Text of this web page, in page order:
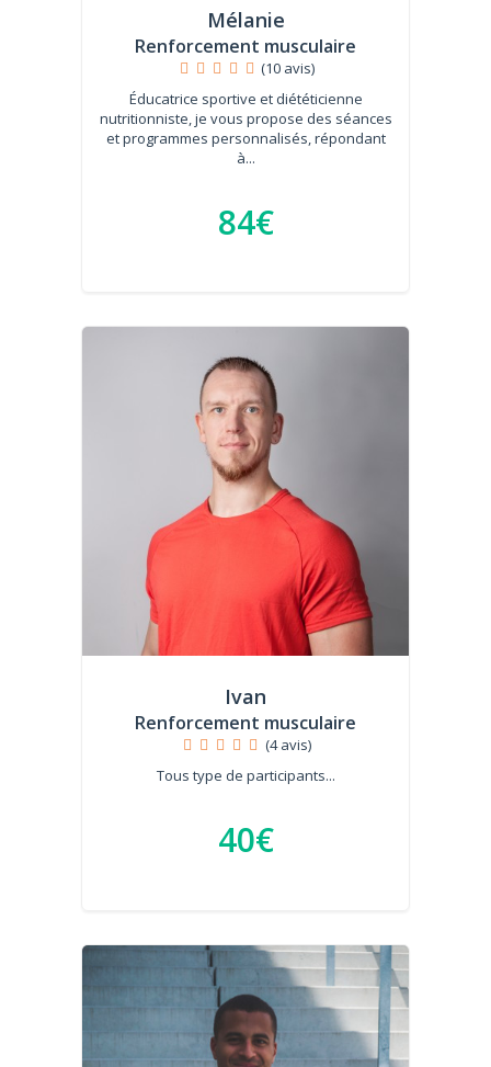
Mélanie
Renforcement musculaire
(10 avis)
Éducatrice sportive et diététicienne
nutritionniste, je vous propose des séances
et programmes personnalisés, répondant
à...
84€
Ivan
Renforcement musculaire
(4 avis)
Tous type de participants...
40€